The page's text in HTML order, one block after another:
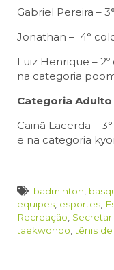
Gabriel Pereira –
Jonathan – 4°
Luiz Henrique –
na categoria
Categoria Adulto
Cainã Lacerda –
e na categoria
badminton
equipes esportes
Recreação
taekwondo ,tênis de